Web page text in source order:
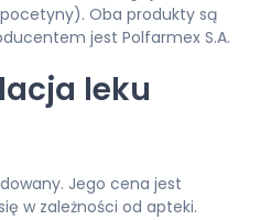
Oba produkty są
jest Polfarmex S.A.
leku
Jego cena jest
w zależności od apteki.